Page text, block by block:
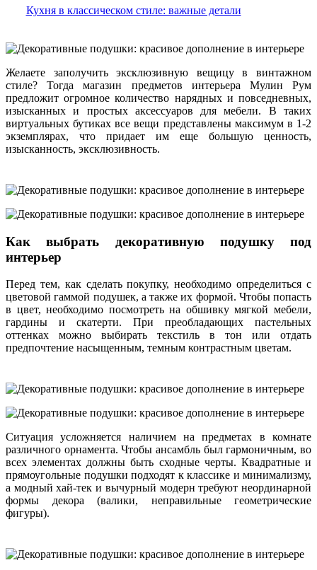
Кухня в классическом стиле: важные детали
Желаете заполучить эксклюзивную вещицу в винтажном
стиле? Тогда магазин предметов интерьера Мулин Рум
предложит огромное количество нарядных и повседневных,
изысканных и простых аксессуаров для мебели. В таких
виртуальных бутиках все вещи представлены максимум в 1-2
экземплярах, что придает им еще большую ценность,
изысканность, эксклюзивность.
Как выбрать декоративную подушку под
интерьер
Перед тем, как сделать покупку, необходимо определиться с
цветовой гаммой подушек, а также их формой. Чтобы попасть
в цвет, необходимо посмотреть на обшивку мягкой мебели,
гардины и скатерти. При преобладающих пастельных
оттенках можно выбирать текстиль в тон или отдать
предпочтение насыщенным, темным контрастным цветам.
Ситуация усложняется наличием на предметах в комнате
различного орнамента. Чтобы ансамбль был гармоничным, во
всех элементах должны быть сходные черты. Квадратные и
прямоугольные подушки подходят к классике и минимализму,
а модный хай-тек и вычурный модерн требуют неординарной
формы декора (валики, неправильные геометрические
фигуры).